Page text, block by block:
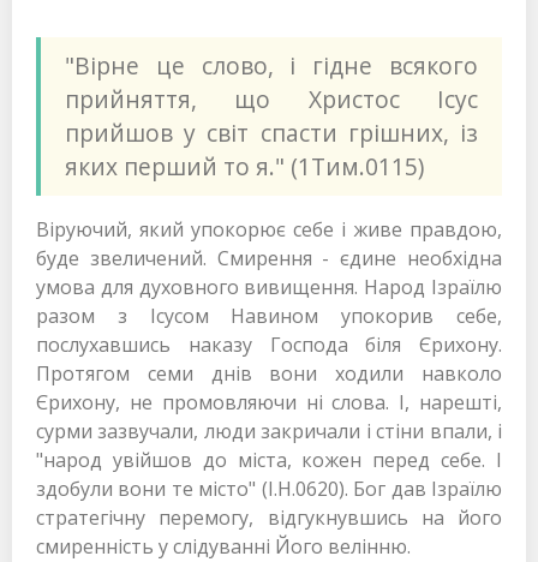
"Вірне це слово, і гідне всякого
прийняття, що Христос Ісус
прийшов у світ спасти грішних, із
яких перший то я." (1Тим.0115)
Віруючий, який упокорює себе і живе правдою,
буде звеличений. Смирення - єдине необхідна
умова для духовного вивищення. Народ Ізраїлю
разом з Ісусом Навином упокорив себе,
послухавшись наказу Господа біля Єрихону.
Протягом семи днів вони ходили навколо
Єрихону, не промовляючи ні слова. І, нарешті,
сурми зазвучали, люди закричали і стіни впали, і
"народ увійшов до міста, кожен перед себе. І
здобули вони те місто" (І.Н.0620). Бог дав Ізраїлю
стратегічну перемогу, відгукнувшись на його
смиренність у слідуванні Його велінню.